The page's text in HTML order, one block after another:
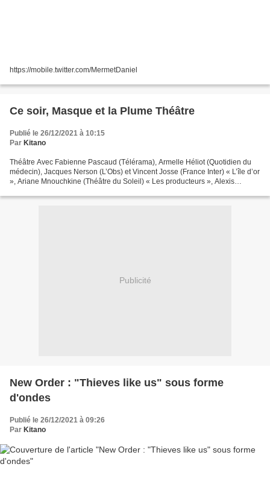
https://mobile.twitter.com/MermetDaniel
Ce soir, Masque et la Plume Théâtre
Publié le 26/12/2021 à 10:15
Par Kitano
Théâtre Avec Fabienne Pascaud (Télérama), Armelle Héliot (Quotidien du
médecin), Jacques Nerson (L’Obs) et Vincent Josse (France Inter) « L’île d’or
», Ariane Mnouchkine (Théâtre du Soleil) « Les producteurs », Alexis
Publicité
New Order : "Thieves like us" sous forme
d'ondes
Publié le 26/12/2021 à 09:26
Par Kitano